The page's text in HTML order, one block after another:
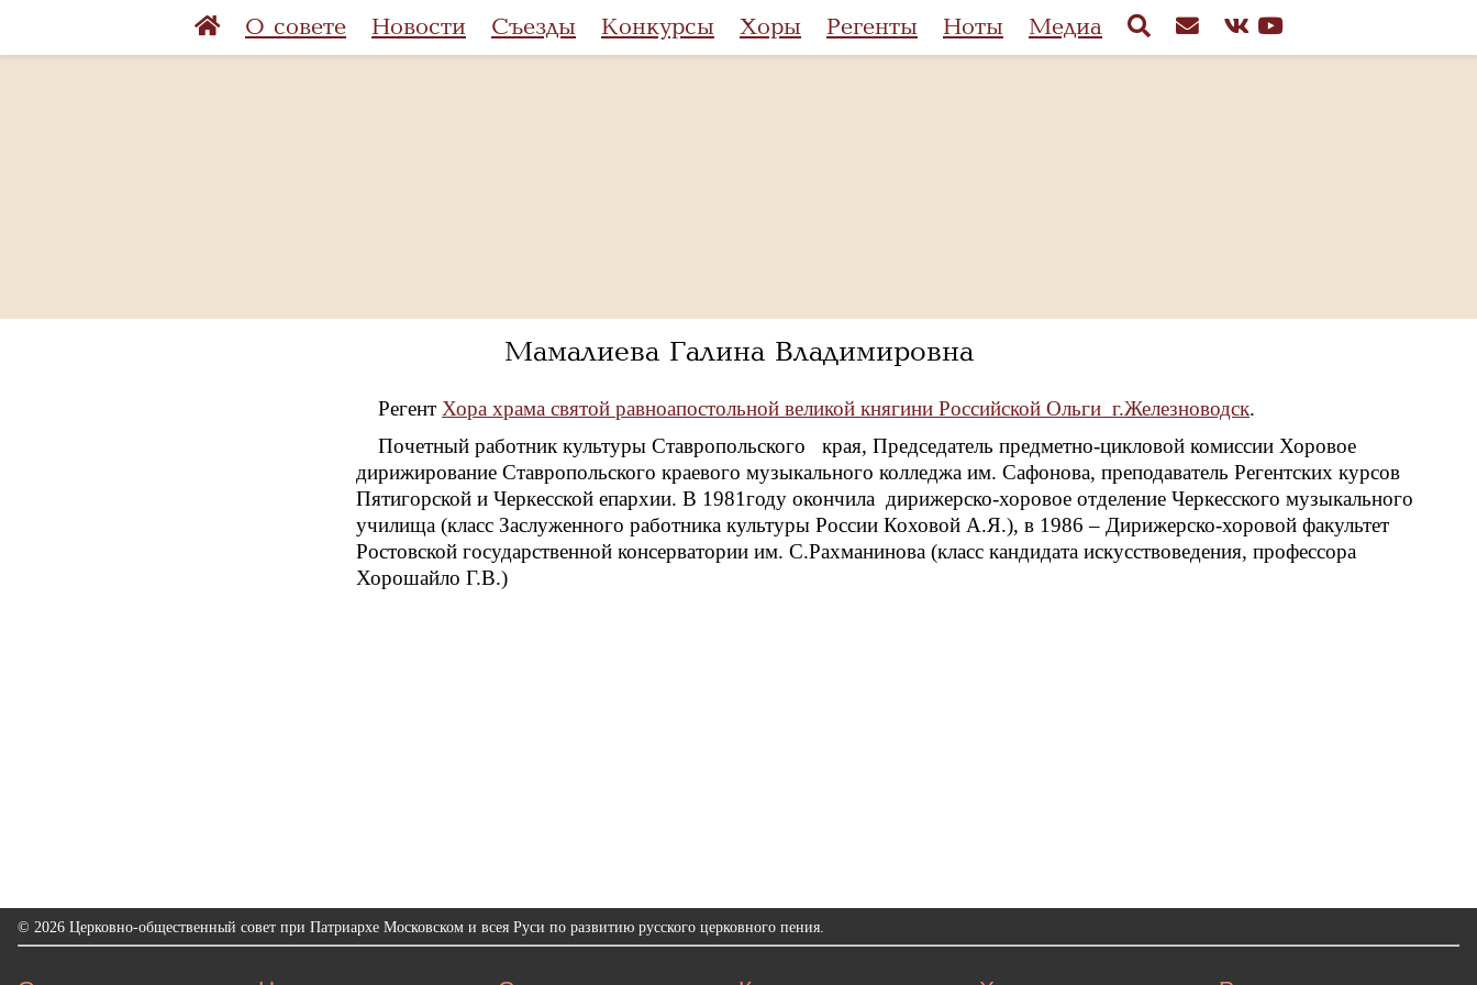
О совете Новости Съезды Конкурсы Хоры Регенты Ноты Медиа
Мамалиева Галина Владимировна
Регент Хора храма святой равноапостольной великой княгини Российской Ольги г.Железноводск.
Почетный работник культуры Ставропольского края, Председатель предметно-цикловой комиссии Хоровое
дирижирование Ставропольского краевого музыкального колледжа им. Сафонова, преподаватель Регентских курсов
Пятигорской и Черкесской епархии. В 1981году окончила дирижерско-хоровое отделение Черкесского музыкального
училища (класс Заслуженного работника культуры России Коховой А.Я.), в 1986 – Дирижерско-хоровой факультет
Ростовской государственной консерватории им. С.Рахманинова (класс кандидата искусствоведения, профессора
Хорошайло Г.В.)
© 2026 Церковно-общественный совет при Патриархе Московском и всея Руси по развитию русского церковного пения.